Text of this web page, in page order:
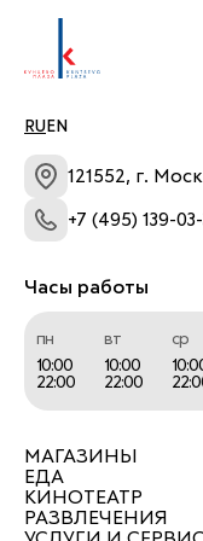
RU EN
121552, г.
+7 (495) 139-03-
Часы работы
пн
10:00
22:00
вт
10:00
22:00
ср
МАГАЗИНЫ
ЕДА
КИНОТЕАТР
РАЗВЛЕЧЕНИЯ